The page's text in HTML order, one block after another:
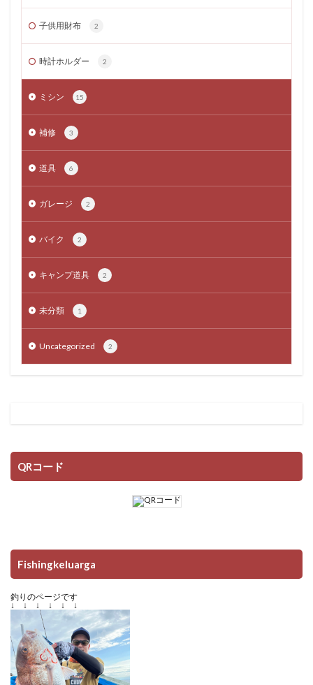
子供用財布 2
時計ホルダー 2
ミシン 15
補修 3
道具 6
ガレージ 2
バイク 2
キャンプ道具 2
未分類 1
Uncategorized 2
QRコード
Fishingkeluarga
釣りのページです
↓ ↓ ↓ ↓ ↓ ↓